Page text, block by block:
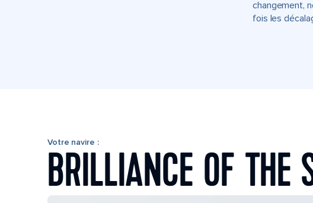
changement,
fois les
Votre navire :
BRILLIANCE OF THE